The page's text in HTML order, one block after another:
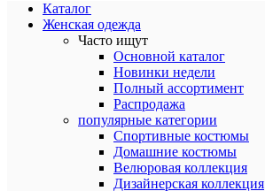
Каталог
Женская одежда
Часто ищут
Основной каталог
Новинки недели
Полный ассортимент
Распродажа
популярные категории
Спортивные костюмы
Домашние костюмы
Велюровая коллекция
Дизайнерская коллекция